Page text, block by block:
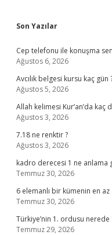
Sidebar
Son Yazılar
Cep telefonu ile konuşma
Ağustos 6, 2026
Avcılık belgesi kursu kaç gün
Ağustos 5, 2026
Allah kelimesi Kur’an’da kaç
Ağustos 3, 2026
7.18 ne renktir ?
Ağustos 3, 2026
kadro derecesi 1 ne anlama
Temmuz 30, 2026
6 elemanlı bir kümenin en
Temmuz 30, 2026
Türkiye’nin 1. ordusu nerede
Temmuz 29, 2026